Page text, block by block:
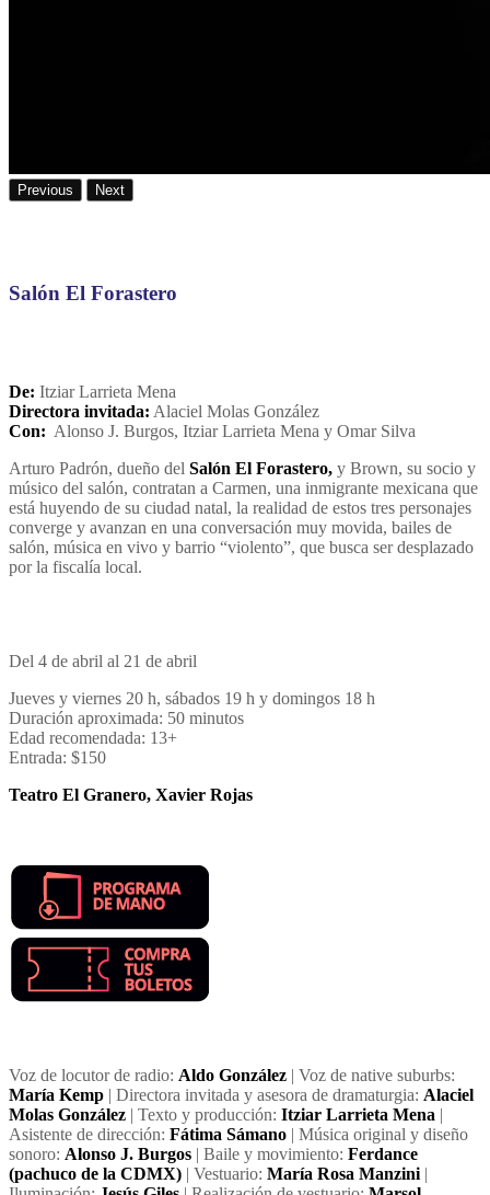
Previous Next
Salón El Forastero
De: Itziar Larrieta Mena
Directora invitada: Alaciel Molas González
Con: Alonso J. Burgos, Itziar Larrieta Mena y Omar Silva
Arturo Padrón, dueño del Salón El Forastero, y Brown, su socio y
músico del salón, contratan a Carmen, una inmigrante mexicana que
está huyendo de su ciudad natal, la realidad de estos tres personajes
converge y avanzan en una conversación muy movida, bailes de
salón, música en vivo y barrio “violento”, que busca ser desplazado
por la fiscalía local.
Del 4 de abril al 21 de abril
Jueves y viernes 20 h, sábados 19 h y domingos 18 h
Duración aproximada: 50 minutos
Edad recomendada: 13+
Entrada: $150
Teatro El Granero, Xavier Rojas
Voz de locutor de radio: Aldo González | Voz de native suburbs:
María Kemp | Directora invitada y asesora de dramaturgia: Alaciel
Molas González | Texto y producción: Itziar Larrieta Mena |
Asistente de dirección: Fátima Sámano | Música original y diseño
sonoro: Alonso J. Burgos | Baile y movimiento: Ferdance
(pachuco de la CDMX) | Vestuario: María Rosa Manzini|